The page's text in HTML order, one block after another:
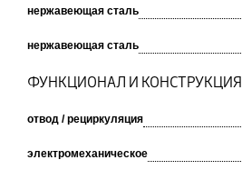
нержавеющая сталь
нержавеющая сталь
ФУНКЦИОНАЛ И КОНСТРУКЦИЯ
отвод / рециркуляция
электромеханическое